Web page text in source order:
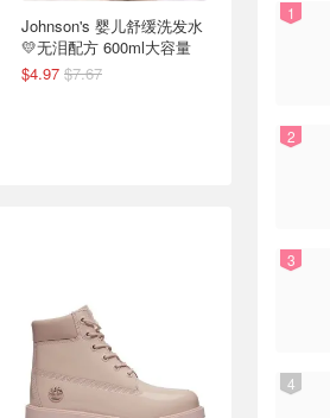
Johnson's 婴儿舒缓洗发水
💛无泪配方 600ml大容量
$4.97 $7.67
Johnson's Baby 强生婴儿
洗发露 600ml 温和低敏无
泪配方
$4.72$6.97